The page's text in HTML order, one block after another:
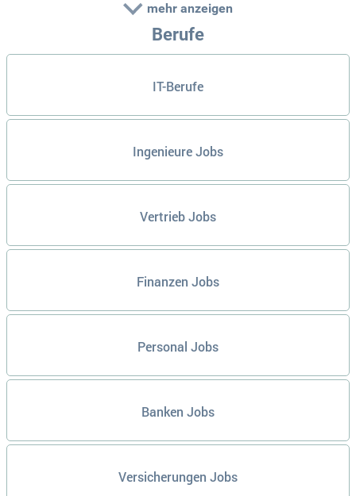
mehr anzeigen
Berufe
IT-Berufe
Ingenieure Jobs
Vertrieb Jobs
Finanzen Jobs
Personal Jobs
Banken Jobs
Versicherungen Jobs